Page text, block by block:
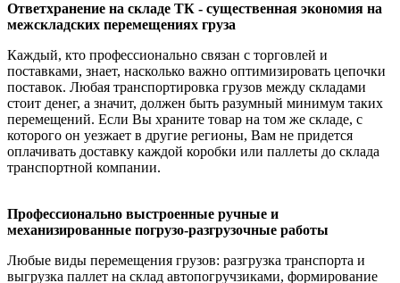
Ответхранение на складе ТК - существенная экономия на
межскладских перемещениях груза
Каждый, кто профессионально связан с торговлей и
поставками, знает, насколько важно оптимизировать цепочки
поставок. Любая транспортировка грузов между складами
стоит денег, а значит, должен быть разумный минимум таких
перемещений. Если Вы храните товар на том же складе, с
которого он уезжает в другие регионы, Вам не придется
оплачивать доставку каждой коробки или паллеты до склада
транспортной компании.
Профессионально выстроенные ручные и
механизированные погрузо-разгрузочные работы
Любые виды перемещения грузов: разгрузка транспорта и
выгрузка паллет на склад автопогручзиками, формирование